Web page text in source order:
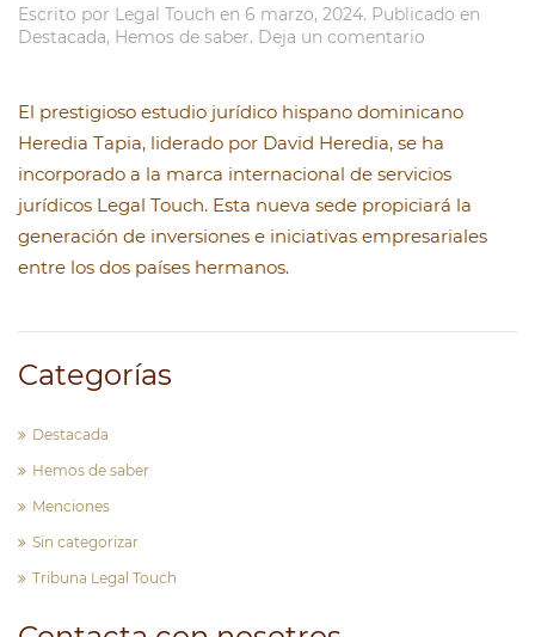
Escrito por Legal Touch en 6 marzo, 2024. Publicado en
Destacada, Hemos de saber. Deja un comentario
El prestigioso estudio jurídico hispano dominicano
Heredia Tapia, liderado por David Heredia, se ha
incorporado a la marca internacional de servicios
jurídicos Legal Touch. Esta nueva sede propiciará la
generación de inversiones e iniciativas empresariales
entre los dos países hermanos.
Categorías
Destacada
Hemos de saber
Menciones
Sin categorizar
Tribuna Legal Touch